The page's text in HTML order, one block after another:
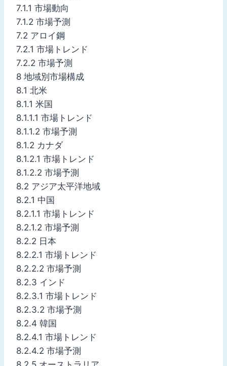
7.1.1 市場動向
7.1.2 市場予測
7.2 アロイ鋼
7.2.1 市場トレンド
7.2.2 市場予測
8 地域別市場構成
8.1 北米
8.1.1 米国
8.1.1.1 市場トレンド
8.1.1.2 市場予測
8.1.2 カナダ
8.1.2.1 市場トレンド
8.1.2.2 市場予測
8.2 アジア太平洋地域
8.2.1 中国
8.2.1.1 市場トレンド
8.2.1.2 市場予測
8.2.2 日本
8.2.2.1 市場トレンド
8.2.2.2 市場予測
8.2.3 インド
8.2.3.1 市場トレンド
8.2.3.2 市場予測
8.2.4 韓国
8.2.4.1 市場トレンド
8.2.4.2 市場予測